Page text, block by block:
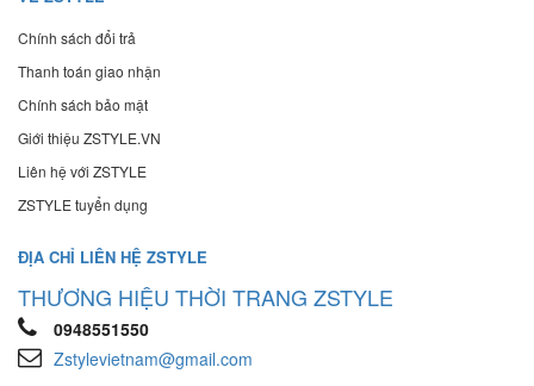
Chính sách đổi trả
Thanh toán giao nhận
Chính sách bảo mật
Giới thiệu ZSTYLE.VN
Liên hệ với ZSTYLE
ZSTYLE tuyển dụng
ĐỊA CHỈ LIÊN HỆ ZSTYLE
THƯƠNG HIỆU THỜI TRANG ZSTYLE
0948551550
Zstylevietnam@gmail.com